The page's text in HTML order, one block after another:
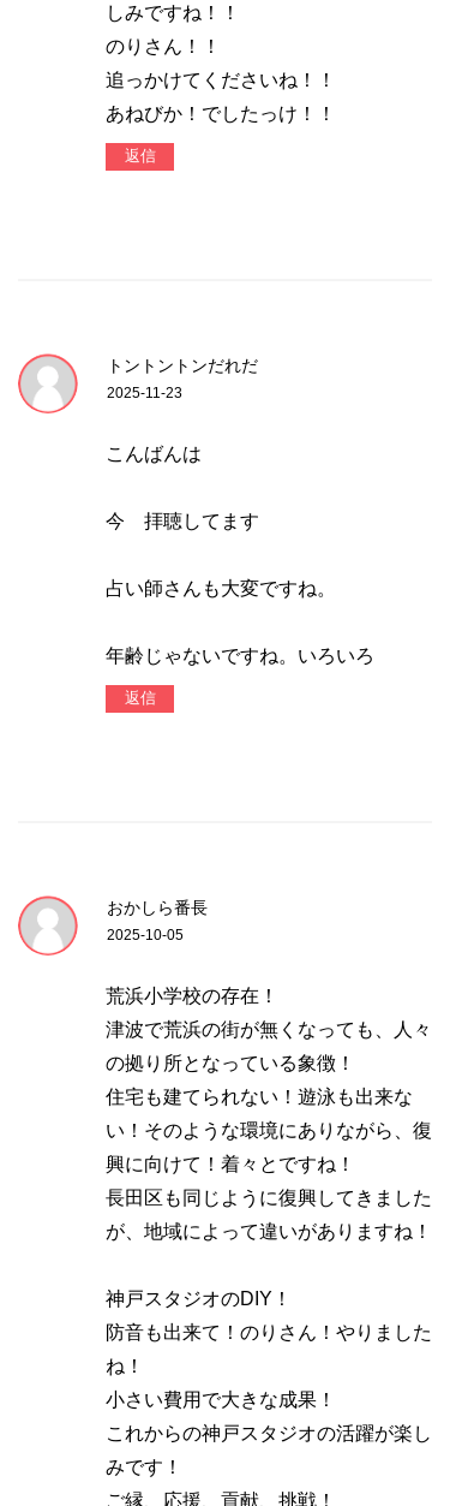
しみですね！！
のりさん！！
追っかけてくださいね！！
あねびか！でしたっけ！！
返信
トントントンだれだ
2025-11-23
こんばんは
今 拝聴してます
占い師さんも大変ですね。
年齢じゃないですね。いろいろ
返信
おかしら番長
2025-10-05
荒浜小学校の存在！
津波で荒浜の街が無くなっても、人々
の拠り所となっている象徴！
住宅も建てられない！遊泳も出来な
い！そのような環境にありながら、復
興に向けて！着々とですね！
長田区も同じように復興してきました
が、地域によって違いがありますね！
神戸スタジオのDIY！
防音も出来て！のりさん！やりました
ね！
小さい費用で大きな成果！
これからの神戸スタジオの活躍が楽し
みです！
ご縁、応援、貢献、挑戦！